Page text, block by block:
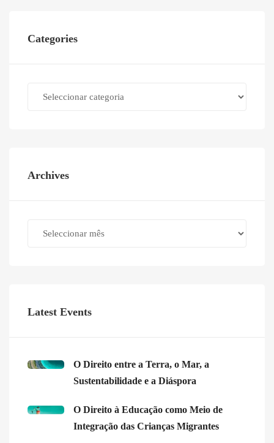
Categories
Archives
Latest Events
O Direito entre a Terra, o Mar, a
Sustentabilidade e a Diáspora
O Direito à Educação como Meio de
Integração das Crianças Migrantes